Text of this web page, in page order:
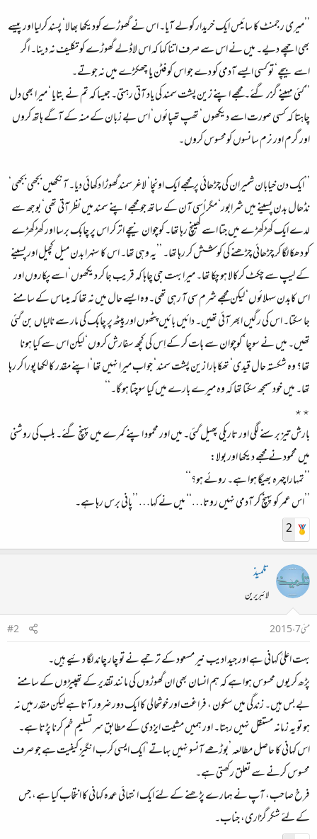
’’میری رجمنٹ کا سائیس ایک خریدار کولے آیا۔ اس نے گھوڑے کودیکھا بھالا‘ پسند کرلیا اور پیسے
بھی اچھے دیے۔ میں نے اس سے صرف اتنا کہا کہ اس لاڈلے گھوڑے کو تکلیف نہ دینا۔ اگر
اسے بیچے‘ تو کسی ایسے آدمی کو دے جو اس کو فٹن یا چھکڑے میں نہ جوتے۔
’’کئی مہینے گزر گئے۔ مجھے اپنے زین پشت سمند کی یاد آتی رہتی۔ جیسا کہ تم نے بتایا ‘ میرا بھی دل
چاہتا کہ کسی صورت اسے دیکھوں‘ تھپ تھپائوں‘ اس بے زبان کے منہ کے آگے ہاتھ کروں
اور گرم اور نرم سانسوں کومحسوس کروں۔
’’ایک دن خیابان شمیران کی چڑھائی پر مجھے ایک اونچا‘ لاغر سمندگھوڑا دکھائی دیا۔ آنکھیں بجھی بجھی‘
نڈھال بدن پسینے میں شرابور‘ مگر اُسی آن کے ساتھ جو مجھے اپنے سمند میں نظر آتی تھی‘ بوجھ سے
لدے ایک کھڑکھڑے میں جتا اسے کھینچ رہا تھا۔ کوچوان نیچے اتر کر اس پر چابک برسا اور کھڑکھڑے
کو دھکا لگا کر چڑھائی چڑھنے کی کوشش کر رہا تھا۔ ’’یہ وہی تھا۔ اس کا سنہرا بدن میل کچیل اور پسینے
کے لیپ سے چکٹ کرکالا ہو چکا تھا۔ میرا بہت جی چاہا کہ قریب جا کر دیکھوں‘ اسے پکاروں اور
اس کابدن سہلائوں‘ لیکن مجھے شرم سی آ رہی تھی۔وہ ایسے حال میں نہ تھا کہ میںاس کے سامنے
جا سکتا۔ اس کی رگیں ابھر آئی تھیں۔ دائیں بائیں پٹھوں اور پیٹھ پر چابک کی مار سے نالیاں بن گئی
تھیں۔ میں نے سوچا‘ کوچوان سے بات کر کے اِس کی کچھ سفارش کروں‘ لیکن اس سے کیا ہونا
تھا؟ وہ شکستہ حال قیدی‘ تھکا ہارا زین پشت سمند‘ جو اب میرا نہیں تھا‘ اپنے مقدر کا لکھا پورا کر رہا
تھا۔ میں خود سمجھ سکتا تھا کہ وہ میرے بارے میں کیا سوچتا ہو گا۔‘‘
٭٭
بارش تیز برسنے لگی اور تاریکی پھیل گئی۔ میں اور محمود اپنے کمرے میں پہنچ گئے۔ بلب کی روشنی
میں محمود نے مجھے دیکھا اور بولا:
’’تمہارا چہرہ بھیگا ہوا ہے۔ روئے ہو؟‘‘
’’اس عمر کو پہنچ کر آدمی نہیں روتا…‘‘ میں نے کہا… ’’پانی برس رہا ہے۔
2
تلمیذ
لائبریرین
مئی 7، 2015
#2
بہت اعلیٰ کہانی ہے اور جید ادیب نیر مسعود کے ترجمے نے تو چار چاند لگا دئیے ہیں۔
پڑھ کر یوں محسوس ہوا ہے کہ ہم انسان بھی ان گھوڑوں کی مانند تقدیر کے تھپیڑوں کے سامنے
بے بس ہیں۔ زندگی میں سکون ، فراغت اور خوشحالی کا ایک دور ضرور آتا ہے لیکن مقدر میں نہ
ہو تو یہ زمانہ مستقل نہیں رہتا۔ اور ہمیں مشیت ایزدی کے مطابق سر تسلیم خم کرنا پڑتا ہے۔
اس کہانی کا حاصل مطالعہ ’بوڑھے آنسو نہیں بہاتے‘ ایک ایسی کرب انگیز کیفیت ہے جو صرف
محسوس کرنے سے تعلق رکھتی ہے۔
فرخ صاحب، آپ نے ہمارے پڑھنے کے لئے ایک انتہائی عمدہ کہانی کا انتخاب کیا ہے، جس
کے لئے شکر گزاری، جناب۔